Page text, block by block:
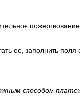
ее, заполнить
способом